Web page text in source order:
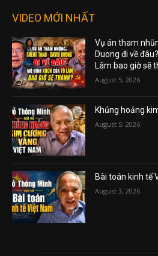
VIDEO MỚI NHẤT
Vụ án tham
Duong đi về
Lâm bao giờ sẽ
August 5, 2026
Khủng hoảng
August 5, 2026
Bài toán kinh tế
August 3, 2026